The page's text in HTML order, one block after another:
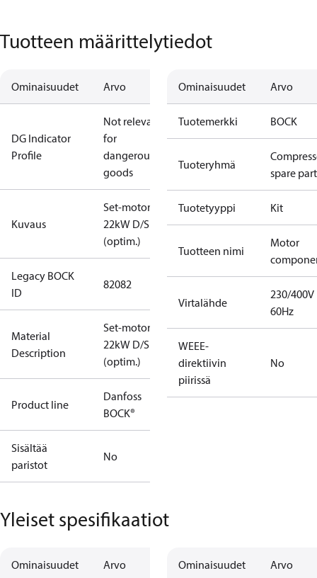
Tuotteen määrittelytiedot
Ominaisuudet Arvo
DG Indicator
Profile
Not relevant
for
dangerous
goods
Kuvaus
Set-motor
22kW D/S
(optim.)
Legacy BOCK
ID
82082
Material
Description
Set-motor
22kW D/S
(optim.)
Product line
Danfoss
BOCK®
Sisältää
paristot
No
Ominaisuudet Arvo
Tuotemerkki BOCK
Tuoteryhmä
spare
Tuotetyyppi Kit
Tuotteen nimi
Motor
Virtalähde
230/400V
60Hz
WEEE-
direktiivin
piirissä
No
Yleiset spesifikaatiot
Ominaisuudet Arvo Ominaisuudet Arvo